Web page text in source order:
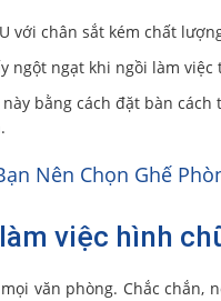
với chân sắt kém chất
ngột ngạt khi ngồi làm việc
bằng cách đặt bàn
Nên Chọn Ghế
việc hình
văn phòng. Chắc